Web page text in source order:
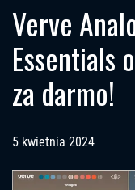
Verve
Essentials
za darmo!
5 kwietnia 2024